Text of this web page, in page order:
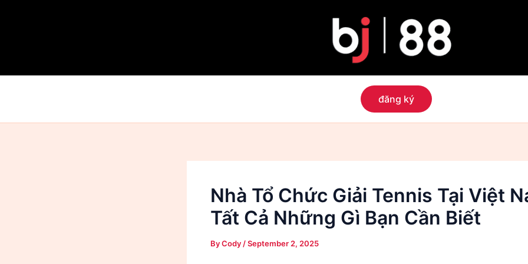
đăng ký
Nhà Tổ Chức Giải Tennis Tại Việt
Tất Cả Những Gì Bạn Cần Biết
ByCody /September 2, 2025